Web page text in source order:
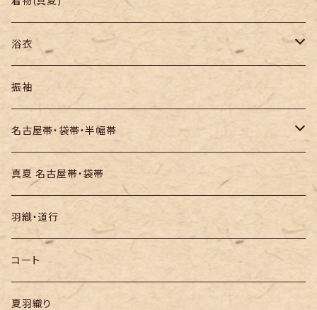
紬
訪問着・付下
お召し
浴衣
セオα・ポリ
木綿・綿麻
絞りの浴衣
振袖
名古屋帯・袋帯・半幅帯
名古屋帯
袋帯
半幅帯
真夏 名古屋帯・袋帯
羽織・道行
コート
夏羽織り